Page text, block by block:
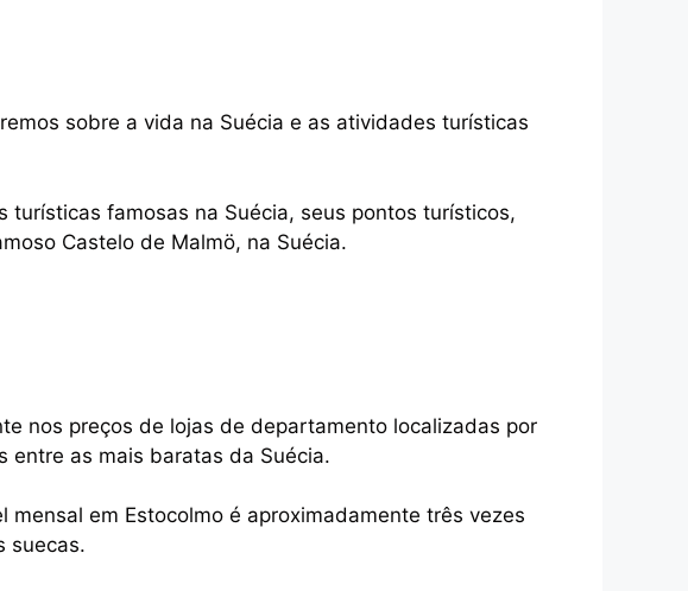
sobre a vida na Suécia e as atividades turísticas
famosas na Suécia, seus pontos turísticos,
Castelo de Malmö, na Suécia.
nos preços de lojas de departamento localizadas por
entre as mais baratas da Suécia.
em Estocolmo é aproximadamente três vezes
suecas.